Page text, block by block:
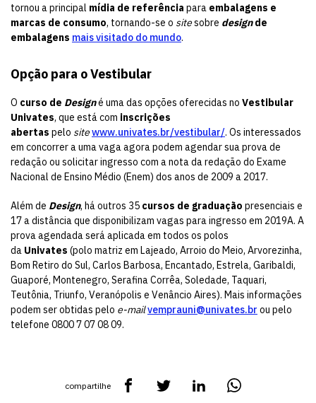
tornou a principal mídia de referência para embalagens e
marcas de consumo, tornando-se o sitesobre design de
embalagens mais visitado do mundo.
Opção para o Vestibular
O curso de Designé uma das opções oferecidas no Vestibular
Univates, que está com inscrições
abertas pelo sitewww.univates.br/vestibular/. Os interessados
em concorrer a uma vaga agora podem agendar sua prova de
redação ou solicitar ingresso com a nota da redação do Exame
Nacional de Ensino Médio (Enem) dos anos de 2009 a 2017.
Além de Design, há outros 35 cursos de graduação presenciais e
17 a distância que disponibilizam vagas para ingresso em 2019A. A
prova agendada será aplicada em todos os polos
da Univates (polo matriz em Lajeado, Arroio do Meio, Arvorezinha,
Bom Retiro do Sul, Carlos Barbosa, Encantado, Estrela, Garibaldi,
Guaporé, Montenegro, Serafina Corrêa, Soledade, Taquari,
Teutônia, Triunfo, Veranópolis e Venâncio Aires). Mais informações
podem ser obtidas pelo e-mailvemprauni@univates.br ou pelo
telefone 0800 7 07 08 09.
compartilhe